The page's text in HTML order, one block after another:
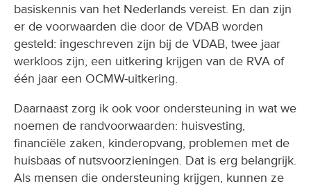
basiskennis van het Nederlands vereist. En dan zijn
er de voorwaarden die door de VDAB worden
gesteld: ingeschreven zijn bij de VDAB, twee jaar
werkloos zijn, een uitkering krijgen van de RVA of
één jaar een OCMW-uitkering.
Daarnaast zorg ik ook voor ondersteuning in wat we
noemen de randvoorwaarden: huisvesting,
financiële zaken, kinderopvang, problemen met de
huisbaas of nutsvoorzieningen. Dat is erg belangrijk.
Als mensen die ondersteuning krijgen, kunnen ze